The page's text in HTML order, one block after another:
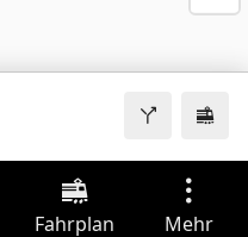
Fahrplan Mehr